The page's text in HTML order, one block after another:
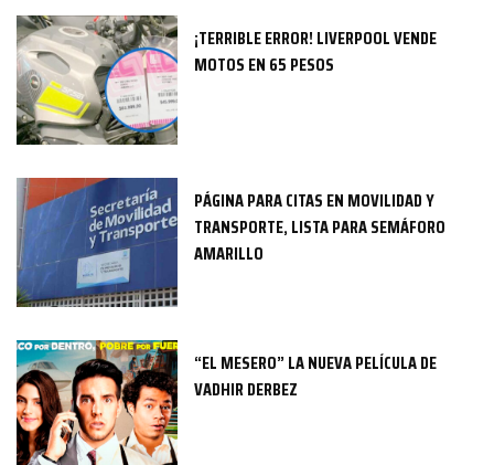
¡TERRIBLE ERROR! LIVERPOOL VENDE
MOTOS EN 65 PESOS
PÁGINA PARA CITAS EN MOVILIDAD Y
TRANSPORTE, LISTA PARA SEMÁFORO
AMARILLO
“EL MESERO” LA NUEVA PELÍCULA DE
VADHIR DERBEZ